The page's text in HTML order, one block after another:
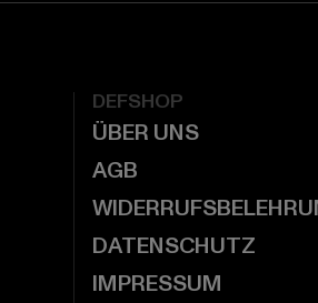
DEFSHOP
ÜBER UNS
AGB
DATENSCHUTZ
IMPRESSUM